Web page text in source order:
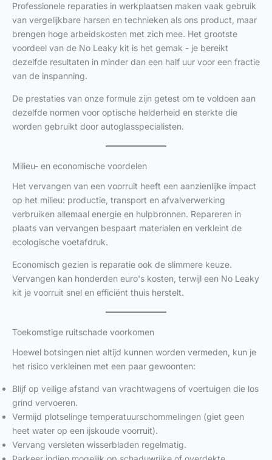
Professionele reparaties in werkplaatsen maken vaak gebruik
van vergelijkbare harsen en technieken als ons product, maar
brengen hoge arbeidskosten met zich mee. Het grootste
voordeel van de No Leaky kit is het gemak - je bereikt
dezelfde resultaten in minder dan een half uur voor een fractie
van de inspanning.
De prestaties van onze formule zijn getest om te voldoen aan
dezelfde normen voor optische helderheid en sterkte die
worden gebruikt door autoglasspecialisten.
Milieu- en economische voordelen
Het vervangen van een voorruit heeft een aanzienlijke impact
op het milieu: productie, transport en afvalverwerking
verbruiken allemaal energie en hulpbronnen. Repareren in
plaats van vervangen bespaart materialen en verkleint de
ecologische voetafdruk.
Economisch gezien is reparatie ook de slimmere keuze.
Vervangen kan honderden euro's kosten, terwijl een No Leaky
kit je voorruit snel en efficiënt thuis herstelt.
Toekomstige ruitschade voorkomen
Hoewel botsingen niet altijd kunnen worden vermeden, kun je
het risico verkleinen met een paar gewoonten:
Blijf op veilige afstand van vrachtwagens of voertuigen die los
grind vervoeren.
Vermijd plotselinge temperatuurschommelingen (giet geen
heet water op een ijskoude voorruit).
Vervang versleten wisserbladen regelmatig.